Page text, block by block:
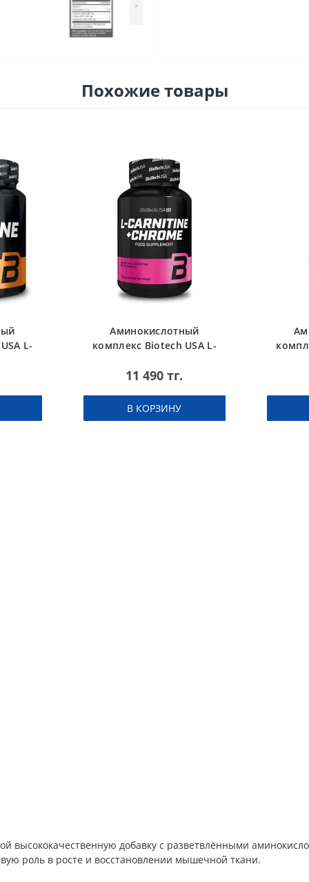
>
Похожие товары
L-
Аминокислотный
комплекс Biotech USA L-
таблеток
11 490 тг.
В КОРЗИНУ
высококачественную добавку с разветвлёнными
роль в росте и восстановлении мышечной ткани.